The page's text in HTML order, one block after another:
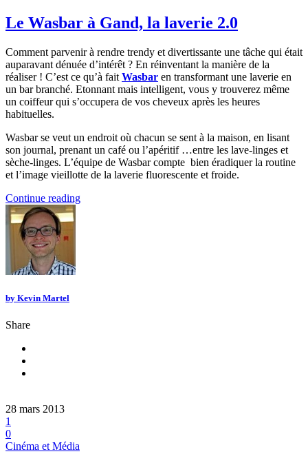
Le Wasbar à Gand, la laverie 2.0
Comment parvenir à rendre trendy et divertissante une tâche qui était
auparavant dénuée d’intérêt ? En réinventant la manière de la
réaliser ! C’est ce qu’à fait Wasbar en transformant une laverie en
un bar branché. Etonnant mais intelligent, vous y trouverez même
un coiffeur qui s’occupera de vos cheveux après les heures
habituelles.
Wasbar se veut un endroit où chacun se sent à la maison, en lisant
son journal, prenant un café ou l’apéritif …entre les lave-linges et
sèche-linges. L’équipe de Wasbar compte bien éradiquer la routine
et l’image vieillotte de la laverie fluorescente et froide.
Continue reading
by Kevin Martel
Share
28 mars 2013
1
0
Cinéma et Média